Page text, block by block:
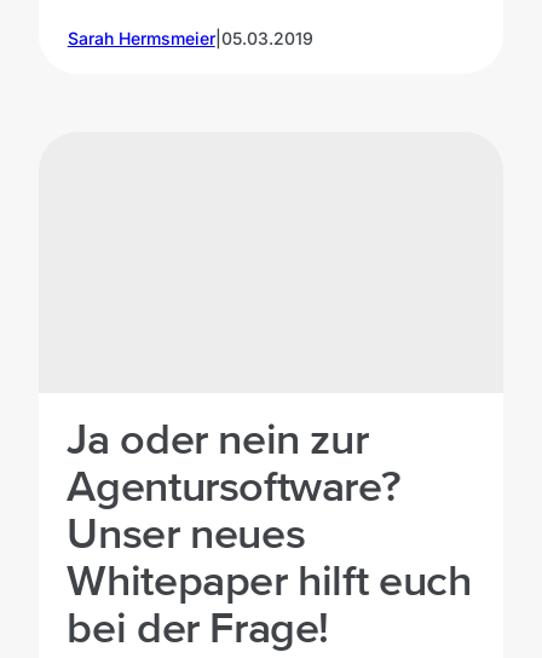
Sarah Hermsmeier| 05.03.2019
Ja oder nein zur
Agentursoftware?
Unser neues
Whitepaper hilft euch
bei der Frage!